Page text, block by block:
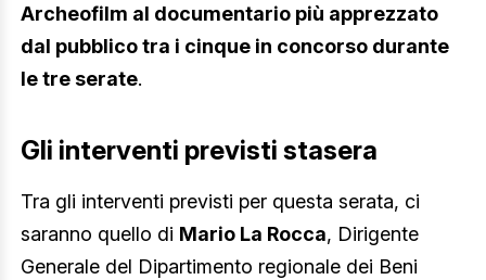
Archeofilm al documentario più apprezzato
dal pubblico tra i cinque in concorso durante
le tre serate.
Gli interventi previsti stasera
Tra gli interventi previsti per questa serata, ci
saranno quello di Mario La Rocca, Dirigente
Generale del Dipartimento regionale dei Beni